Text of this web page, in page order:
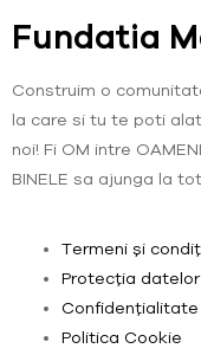
Fundatia
Construim o
la care si tu te poti
noi! Fi OM intre
BINELE sa ajunga la
Termeni și
Protecția datelor
Confidențialitate
Politica Cookie